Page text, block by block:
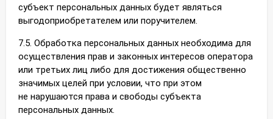
субъект персональных данных будет являться
выгодоприобретателем или поручителем.
7.5. Обработка персональных данных необходима для
осуществления прав и законных интересов оператора
или третьих лиц либо для достижения общественно
значимых целей при условии, что при этом
не нарушаются права и свободы субъекта
персональных данных.